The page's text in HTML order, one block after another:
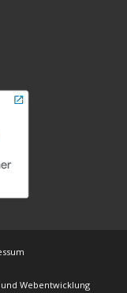
Webentwicklung